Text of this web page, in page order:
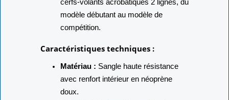
Polyvalence :Idéales pour tous les
cerfs-volants acrobatiques 2 lignes, du
modèle débutant au modèle de
compétition.
Caractéristiques techniques :
Matériau :Sangle haute résistance
avec renfort intérieur en néoprène